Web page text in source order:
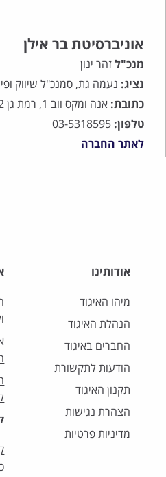
אוניברסיטת בר אילן
מנכ"ל זהר ינון
נציג: נעמה גת, סמנכ"ל שיווק
כתובת: אנה ומקס ווב 1, רמת גן 5290002
טלפון: 03-5318595
לאתר החברה
אודותינו
מיהו האיגוד
הנהלת האיגוד
החברים באיגוד
הודעות לתקשורת
תקנון האיגוד
הצהרת נגישות
מדיניות פרטיות